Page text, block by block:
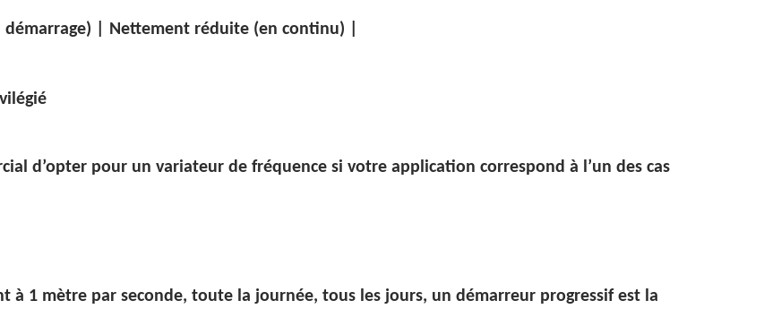
| Nettement réduite (en continu) |
d’opter pour un variateur de fréquence si votre application correspond à l’un des cas
à 1 mètre par seconde, toute la journée, tous les jours, un démarreur progressif est la